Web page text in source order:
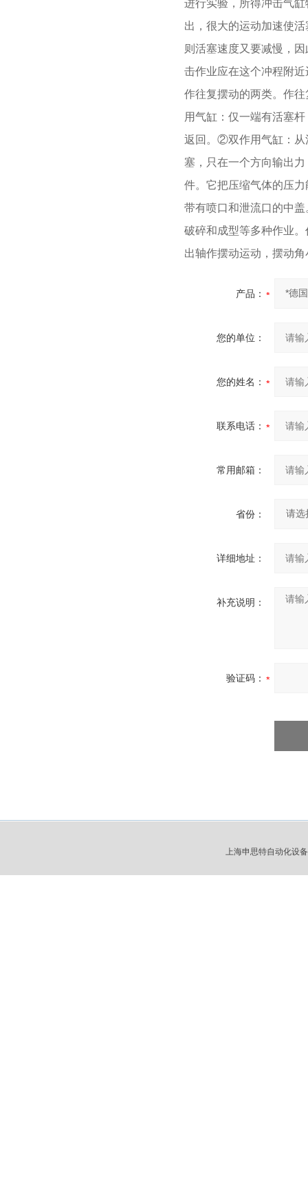
进行实验，所得冲击气
出，很大的运动加速使
则活塞速度又要减慢，
击作业应在这个冲程附
作往复摆动的两类。作
用气缸：仅一端有活塞
返回。②双作用气缸：从
塞，只在一个方向输出
件。它把压缩气体的压
带有喷口和泄流口的中
破碎和成型等多种作业
出轴作摆动运动，摆动
产品：
您的单位：
您的姓名：
联系电话：
常用邮箱：
省份：
详细地址：
补充说明：
验证码：
上海申思特自动化设